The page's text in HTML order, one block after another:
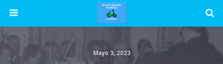
Mayo 3, 2023